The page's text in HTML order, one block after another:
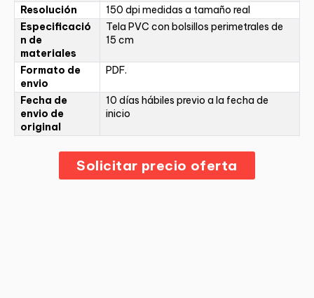
Resolución
150 dpi medidas a tamaño real
Especificació
n de
materiales
Tela PVC con bolsillos perimetrales de
15 cm
Formato de
envio
PDF.
Fecha de
envio de
original
10 días hábiles previo a la fecha de
inicio
Solicitar precio oferta